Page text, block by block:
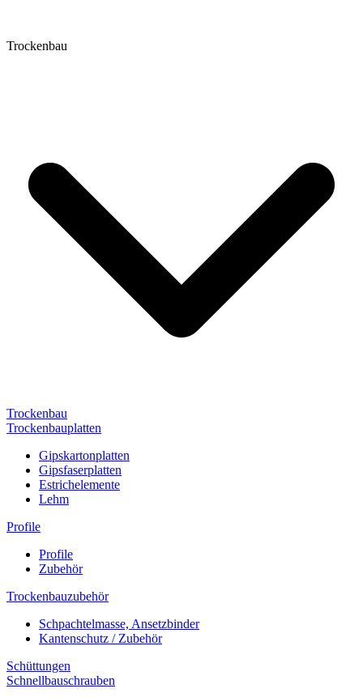
Trockenbau
Trockenbau
Trockenbauplatten
Gipskartonplatten
Gipsfaserplatten
Estrichelemente
Lehm
Profile
Profile
Zubehör
Trockenbauzubehör
Schpachtelmasse, Ansetzbinder
Kantenschutz / Zubehör
Schüttungen
Schnellbauschrauben